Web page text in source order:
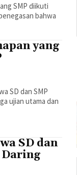
SMP diikuti
bahwa
yang
SD dan SMP
ujian utama dan
SD dan
Daring